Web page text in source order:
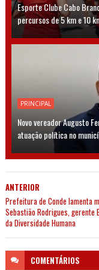
Esporte Clube Cabo
percursos de 5 km e 10
PRINCIPAL
Novo vereador Augusto
atuação política no
ANTERIOR
Prefeitura de Conde lamenta
Sebastião Rodrigues, gerente
da Diversidade Humana
COMENTÁRIOS